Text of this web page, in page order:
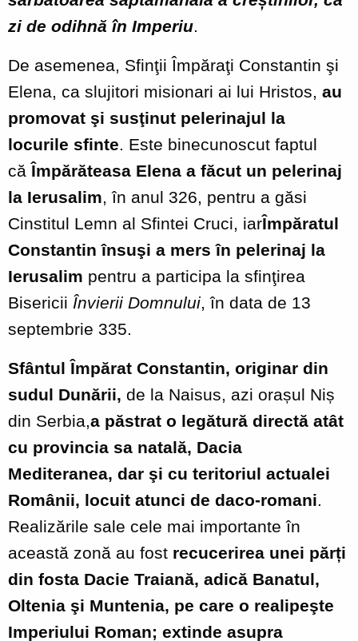
zi de odihnă în Imperiu.
De asemenea, Sfinţii Împăraţi Constantin şi
Elena, ca slujitori misionari ai lui Hristos, au
promovat şi susţinut pelerinajul la
locurile sfinte. Este binecunoscut faptul
că Împărăteasa Elena a făcut un pelerinaj
la Ierusalim, în anul 326, pentru a găsi
Cinstitul Lemn al Sfintei Cruci, iarÎmpăratul
Constantin însuşi a mers în pelerinaj la
Ierusalim pentru a participa la sfinţirea
Bisericii Învierii Domnului, în data de 13
septembrie 335.
Sfântul Împărat Constantin, originar din
sudul Dunării, de la Naisus, azi orașul Niș
din Serbia,a păstrat o legătură directă atât
cu provincia sa natală, Dacia
Mediteranea, dar şi cu teritoriul actualei
Românii, locuit atunci de daco-romani.
Realizările sale cele mai importante în
această zonă au fost recucerirea unei părți
din fosta Dacie Traiană, adică Banatul,
Oltenia şi Muntenia, pe care o realipeşte
Imperiului Roman; extinde asupra